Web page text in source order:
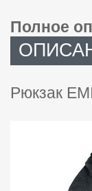
Полное
Рюкзак